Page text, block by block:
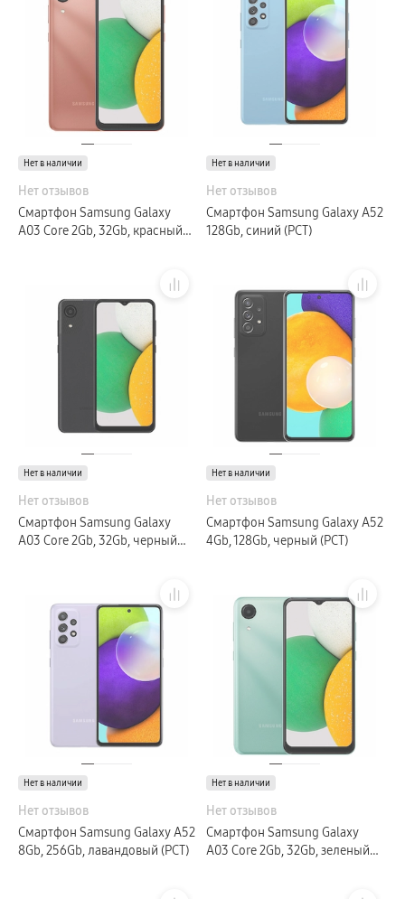
Нет в наличии
Нет отзывов
Смартфон Samsung Galaxy
A03 Core 2Gb, 32Gb, красный
Нет в наличии
Нет отзывов
Смартфон Samsung Galaxy A52
128Gb, синий (РСТ)
Нет в наличии
Нет отзывов
Смартфон Samsung Galaxy
A03 Core 2Gb, 32Gb, черный
Нет в наличии
Нет отзывов
Смартфон Samsung Galaxy A52
4Gb, 128Gb, черный (РСТ)
Нет в наличии
Нет отзывов
Смартфон Samsung Galaxy A52
8Gb, 256Gb, лавандовый (РСТ)
Нет в наличии
Нет отзывов
Смартфон Samsung Galaxy
A03 Core 2Gb, 32Gb, зеленый